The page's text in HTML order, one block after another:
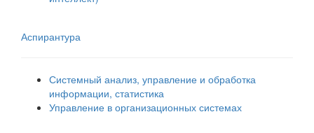
Аспирантура
Системный анализ, управление и обработка
информации, статистика
Управление в организационных системах